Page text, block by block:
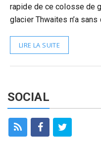
rapide de ce colosse de
glacier Thwaites n’a
LIRE LA SUITE
SOCIAL